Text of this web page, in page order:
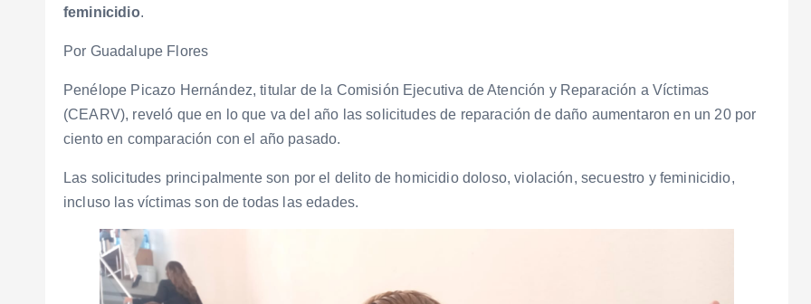
feminicidio.
Por Guadalupe Flores
Penélope Picazo Hernández, titular de la Comisión Ejecutiva de Atención y Reparación a Víctimas
(CEARV), reveló que en lo que va del año las solicitudes de reparación de daño aumentaron en un 20 por
ciento en comparación con el año pasado.
Las solicitudes principalmente son por el delito de homicidio doloso, violación, secuestro y feminicidio,
incluso las víctimas son de todas las edades.